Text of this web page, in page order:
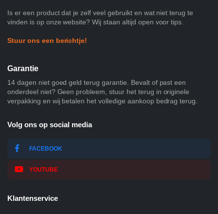
Is er een product dat je zelf veel gebruikt en wat niet terug te
vinden is op onze website? Wij staan altijd open voor tips.
Stuur ons een berichtje!
Garantie
14 dagen niet goed geld terug garantie. Bevalt of past een
onderdeel niet? Geen probleem, stuur het terug in originele
verpakking en wij betalen het volledige aankoop bedrag terug.
Volg ons op social media
FACEBOOK
YOUTUBE
Klantenservice